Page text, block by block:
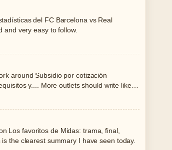
del FC Barcelona vs Real
and very easy to follow.
around Subsidio por cotización
y.... More outlets should write like
Los favoritos de Midas: trama, final,
the clearest summary I have seen today.